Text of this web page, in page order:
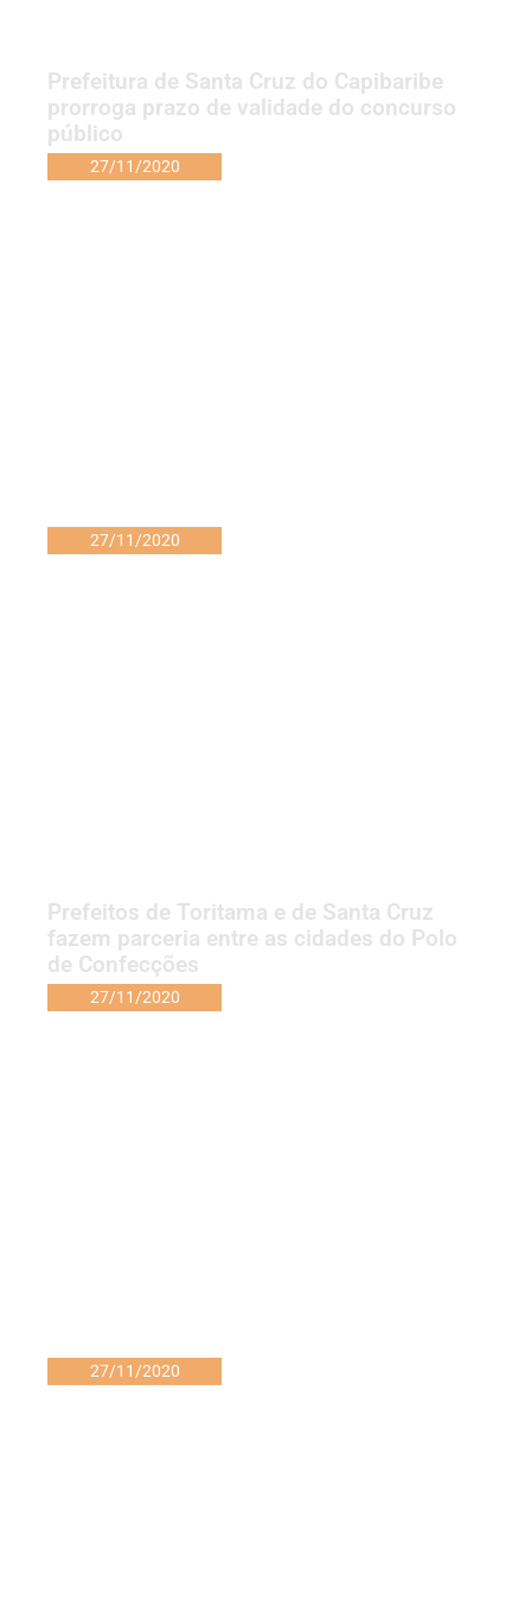
Prefeitura de Santa Cruz do Capibaribe
prorroga prazo de validade do concurso
público
27/11/2020
27/11/2020
Prefeitos de Toritama e de Santa Cruz
fazem parceria entre as cidades do Polo
de Confecções
27/11/2020
27/11/2020